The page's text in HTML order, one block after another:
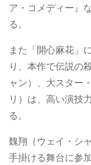
ア・コメディー』
る。
また「開心麻花」
り、本作で伝説の
ャン）、大スター
リ）は、高い演技
る。
魏翔（ウェイ・シ
手掛ける舞台に参